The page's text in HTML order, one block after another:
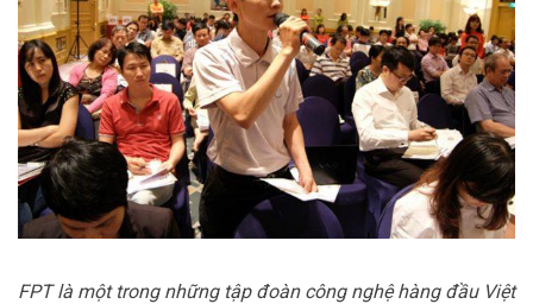
FPT là một trong những tập đoàn công nghệ hàng đầu Việt